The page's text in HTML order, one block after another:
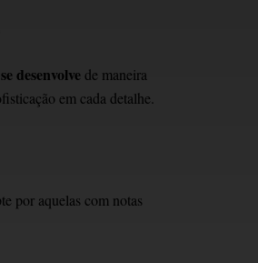
desenvolvede maneira
em cada detalhe.
por aquelas com notas